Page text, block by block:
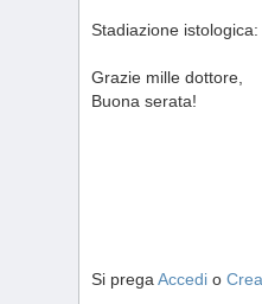
Stadiazione
Grazie mille dottore,
Buona serata!
Si prega Accedi o